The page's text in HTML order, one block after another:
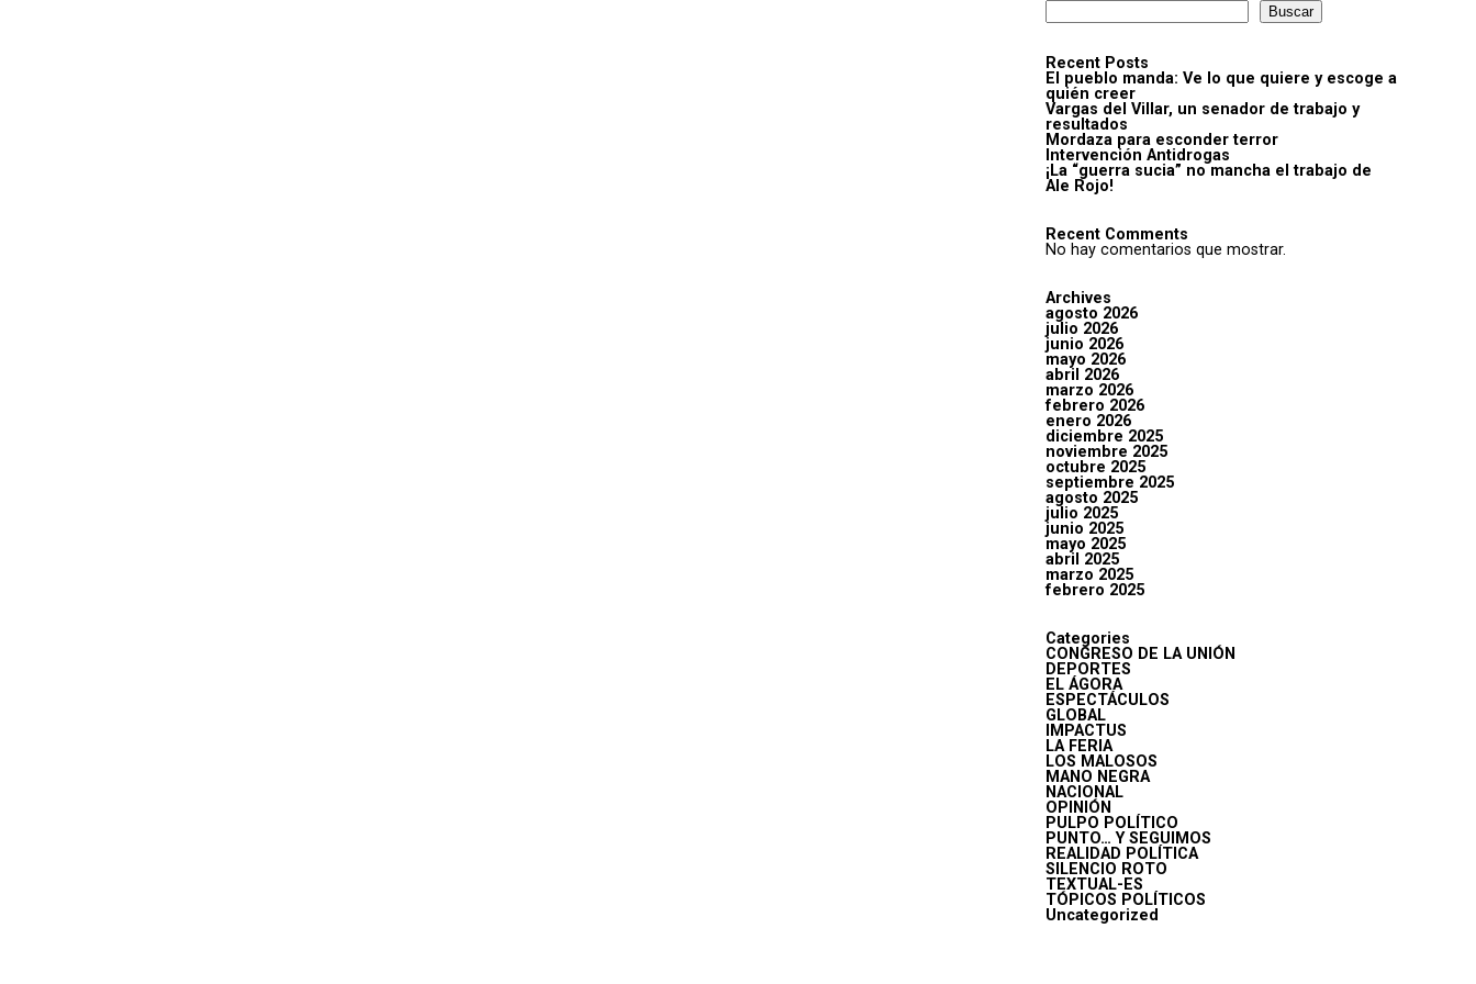
Buscar
Recent Posts
El pueblo manda: Ve lo que quiere y escoge a
quién creer
Vargas del Villar, un senador de trabajo y
resultados
Mordaza para esconder terror
Intervención Antidrogas
¡La “guerra sucia” no mancha el trabajo de
Ale Rojo!
Recent Comments
No hay comentarios que mostrar.
Archives
agosto 2026
julio 2026
junio 2026
mayo 2026
abril 2026
marzo 2026
febrero 2026
enero 2026
diciembre 2025
noviembre 2025
octubre 2025
septiembre 2025
agosto 2025
julio 2025
junio 2025
mayo 2025
abril 2025
marzo 2025
febrero 2025
Categories
CONGRESO DE LA UNIÓN
DEPORTES
EL ÁGORA
ESPECTÁCULOS
GLOBAL
IMPACTUS
LA FERIA
LOS MALOSOS
MANO NEGRA
NACIONAL
OPINIÓN
PULPO POLÍTICO
PUNTO… Y SEGUIMOS
REALIDAD POLÍTICA
SILENCIO ROTO
TEXTUAL-ES
TÓPICOS POLÍTICOS
Uncategorized